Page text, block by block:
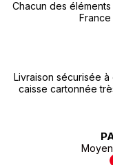
Chacun des
Livraison sécurisée
caisse cartonnée